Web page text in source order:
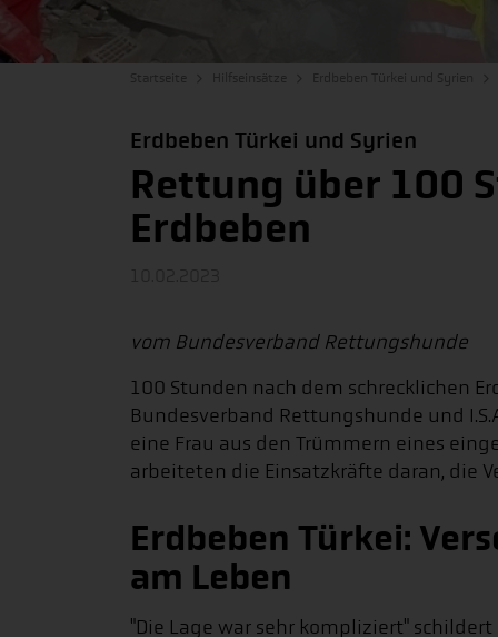
Erdbeben Türkei und Syrien
Rettung über 100
Erdbeben
vom Bundesverband Rettungshunde
100 Stunden nach dem schrecklichen
Bundesverband Rettungshunde und
eine Frau aus den Trümmern eines
arbeiteten die Einsatzkräfte daran, die
Erdbeben Türkei:
am Leben
"Die Lage war sehr kompliziert"